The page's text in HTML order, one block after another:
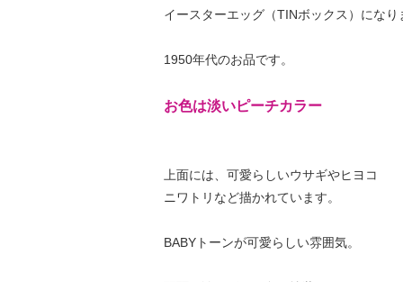
イースターエッグ（TINボックス）になり
1950年代のお品です。
お色は淡いピーチカラー
上面には、可愛らしいウサギやヒヨコ
ニワトリなど描かれています。
BABYトーンが可愛らしい雰囲気。